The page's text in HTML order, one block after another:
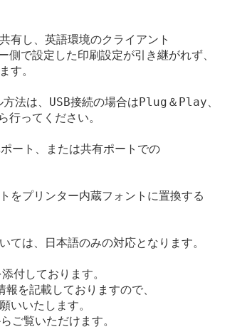
有し、英語環境のクライアント
設定した印刷設定が引き継がれず、
す。
法は、USB接続の場合はPlug＆Play、
ってください。
ート、または共有ポートでの
プリンター内蔵フォントに置換する
ては、日本語のみの対応となります。
付しております。
を記載しておりますので、
いいたします。
覧いただけます。